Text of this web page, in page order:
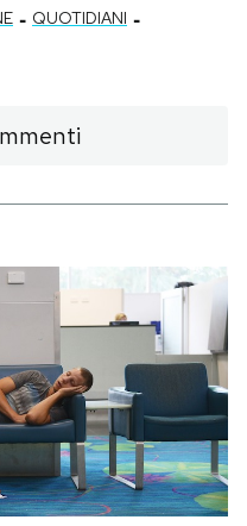
- QUOTIDIANI -